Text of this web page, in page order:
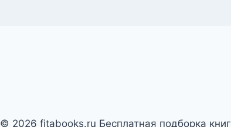
© 2026 fitabooks.ru Бесплатная подборка книг